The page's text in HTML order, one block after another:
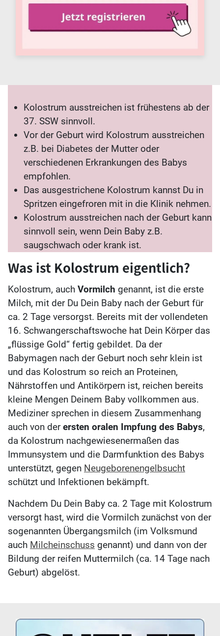
Kolostrum ausstreichen ist frühestens ab der
37. SSW sinnvoll.
Vor der Geburt wird Kolostrum ausstreichen
z.B. bei Diabetes der Mutter oder
verschiedenen Erkrankungen des Babys
empfohlen.
Das ausgestrichene Kolostrum kannst Du in
Spritzen eingefroren mit in die Klinik nehmen.
Kolostrum ausstreichen nach der Geburt kann
sinnvoll sein, wenn Dein Baby z.B.
saugschwach oder krank ist.
Was ist Kolostrum eigentlich?
Kolostrum, auch Vormilch genannt, ist die erste
Milch, mit der Du Dein Baby nach der Geburt für
ca. 2 Tage versorgst. Bereits mit der vollendeten
16. Schwangerschaftswoche hat Dein Körper das
„flüssige Gold“ fertig gebildet. Da der
Babymagen nach der Geburt noch sehr klein ist
und das Kolostrum so reich an Proteinen,
Nährstoffen und Antikörpern ist, reichen bereits
kleine Mengen Deinem Baby vollkommen aus.
Mediziner sprechen in diesem Zusammenhang
auch von derersten oralen Impfung des Babys,
da Kolostrum nachgewiesenermaßen das
Immunsystem und die Darmfunktion des Babys
unterstützt, gegen Neugeborenengelbsucht
schützt und Infektionen bekämpft.
Nachdem Du Dein Baby ca. 2 Tage mit Kolostrum
versorgt hast, wird die Vormilch zunächst von der
sogenannten Übergangsmilch (im Volksmund
auch Milcheinschuss genannt) und dann von der
Bildung der reifen Muttermilch (ca. 14 Tage nach
Geburt) abgelöst.